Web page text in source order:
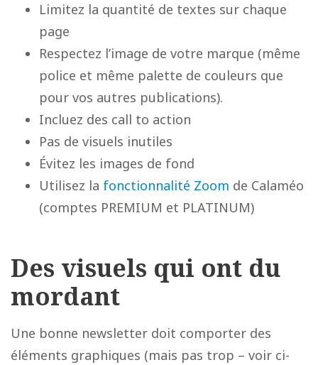
Limitez la quantité de textes sur chaque
page
Respectez l’image de votre marque (même
police et même palette de couleurs que
pour vos autres publications).
Incluez des call to action
Pas de visuels inutiles
Évitez les images de fond
Utilisez la fonctionnalité Zoom de Calaméo
(comptes PREMIUM et PLATINUM)
Des visuels qui ont du
mordant
Une bonne newsletter doit comporter des
éléments graphiques (mais pas trop – voir ci-